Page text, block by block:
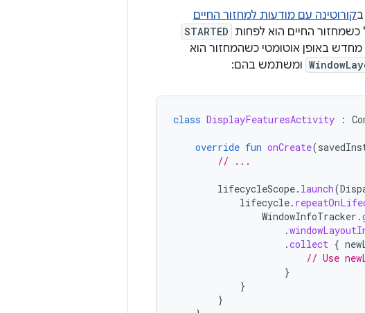
קורוטינה עם מודעות למחזור החיים
כשמחזור החיים הוא לפחות STARTED
באופן אוטומטי כשהמחזור הוא
ומשתמש בהם:
class DisplayFeaturesActivity :
override fun onCreate(
// ...
lifecycleScope. launch(
lifecycle.
WindowInfoTracker .
.
.collect {
// Use
}
}
}